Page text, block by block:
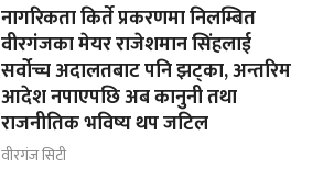
नागरिकता किर्ते प्रकरणमा निलम्बित
वीरगंजका मेयर राजेशमान सिंहलाई
सर्वोच्च अदालतबाट पनि झट्का, अन्तरिम
आदेश नपाएपछि अब कानुनी तथा
राजनीतिक भविष्य थप जटिल
वीरगंज सिटी